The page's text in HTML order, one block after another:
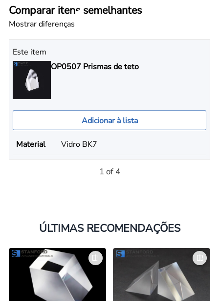
Comparar itens semelhantes
Mostrar diferenças
Este item
OP0507 Prismas de teto
Adicionar à lista
Material Vidro BK7
1 of 4
ÚLTIMAS RECOMENDAÇÕES